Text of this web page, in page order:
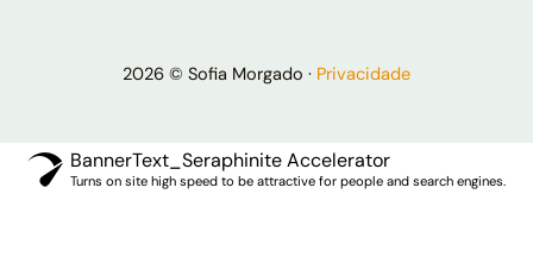
2026 © Sofia Morgado · Privacidade
BannerText_Seraphinite Accelerator
Turns on site high speed to be attractive for people and search engines.